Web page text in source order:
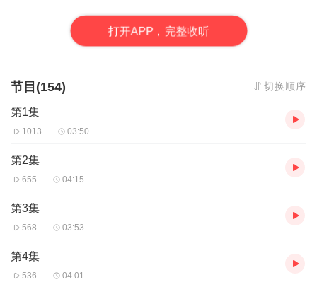
药、丝茶业务，操纵江浙商业，资金最高达二千万两以上。并开办
胡庆余堂中药店。
打开APP，完整收听
节目(154) 切换顺序
第1集
1013 03:50
第2集
655 04:15
第3集
568 03:53
第4集
536 04:01